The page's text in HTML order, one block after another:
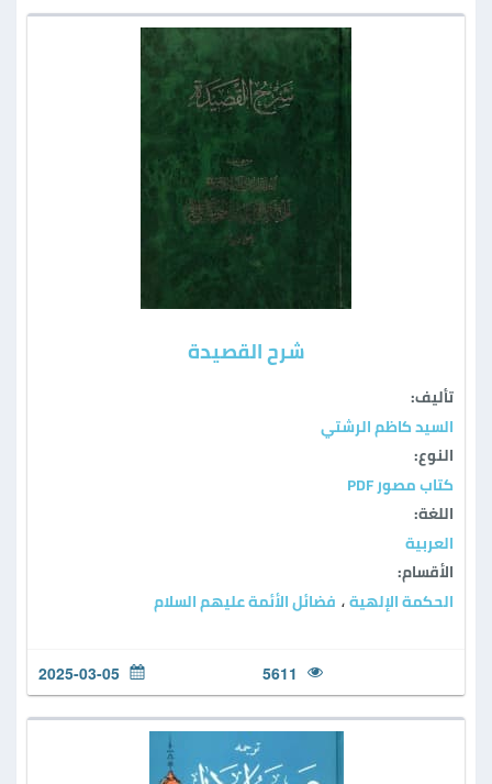
شرح القصيدة
تأليف:
السيد كاظم الرشتي
النوع:
كتاب مصور PDF
اللغة:
العربية
الأقسام:
الحكمة الإلهية ، فضائل الأئمة عليهم السلام
5611
2025-03-05